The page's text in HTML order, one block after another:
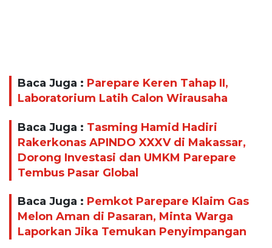
Baca Juga : Parepare Keren Tahap II,
Laboratorium Latih Calon Wirausaha
Baca Juga : Tasming Hamid Hadiri
Rakerkonas APINDO XXXV di Makassar,
Dorong Investasi dan UMKM Parepare
Tembus Pasar Global
Baca Juga : Pemkot Parepare Klaim Gas
Melon Aman di Pasaran, Minta Warga
Laporkan Jika Temukan Penyimpangan